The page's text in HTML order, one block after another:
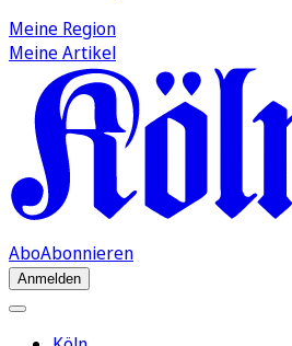
Meine Region
Meine Artikel
AboAbonnieren
Anmelden